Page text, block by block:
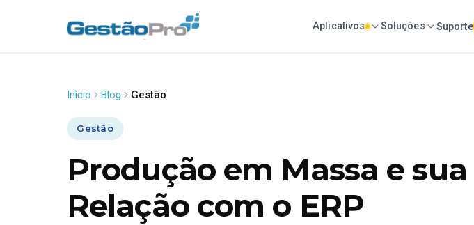
Aplicativos Soluções Suporte
Início Blog Gestão
Gestão
Produção em Massa e sua
Relação com o ERP